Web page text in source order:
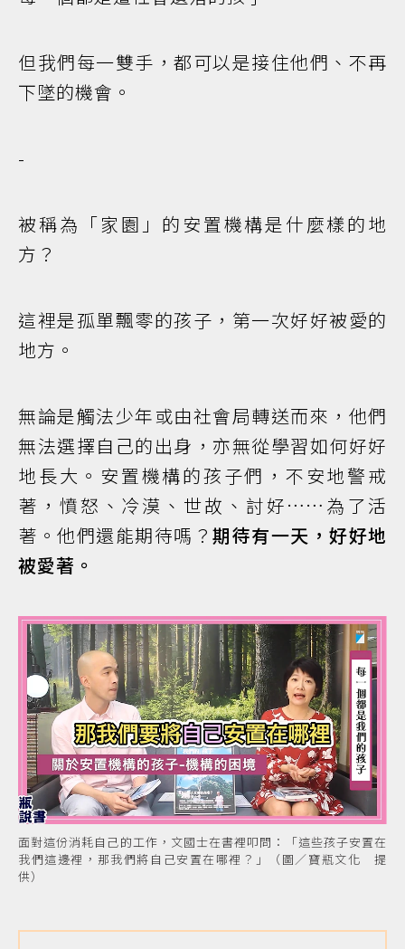
但我們每一雙手，都可以是接住他們、不再
下墜的機會。
-
被稱為「家園」的安置機構是什麼樣的地
方？
這裡是孤單飄零的孩子，第一次好好被愛的
地方。
無論是觸法少年或由社會局轉送而來，他們
無法選擇自己的出身，亦無從學習如何好好
地長大。安置機構的孩子們，不安地警戒
著，憤怒、冷漠、世故、討好……為了活
著。他們還能期待嗎？ 期待有一天，好好地
被愛著。
面對這份消耗自己的工作，文國士在書裡叩問：「這些孩子安置在
我們這邊裡，那我們將自己安置在哪裡？」（圖／寶瓶文化 提
供）